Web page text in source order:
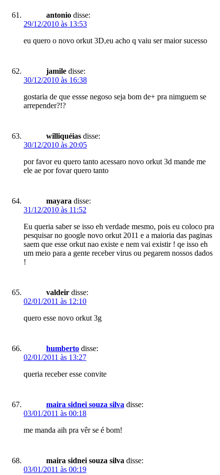
antonio disse:
29/12/2010 às 13:53
eu quero o novo orkut 3D,eu acho q vaiu ser maior sucesso
jamile disse:
30/12/2010 às 16:38
gostaria de que essse negoso seja bom de+ pra nimguem se
arrepender?!?
williquéias disse:
30/12/2010 às 20:05
por favor eu quero tanto acessaro novo orkut 3d mande me
ele ae por fovar quero tanto
mayara disse:
31/12/2010 às 11:52
Eu queria saber se isso eh verdade mesmo, pois eu coloco pra
pesquisar no google novo orkut 2011 e a maioria das paginas
saem que esse orkut nao existe e nem vai existir ! qe isso eh
um meio para a gente receber virus ou pegarem nossos dados
!
valdeir disse:
02/01/2011 às 12:10
quero esse novo orkut 3g
humberto disse:
02/01/2011 às 13:27
queria receber esse convite
maira sidnei souza silva disse:
03/01/2011 às 00:18
me manda aih pra vêr se é bom!
maira sidnei souza silva disse:
03/01/2011 às 00:19